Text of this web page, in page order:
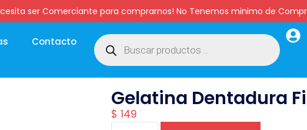
ser Comerciante para comprarnos! No Tenemos minimo de
Contacto
Gelatina Dentadura
$ 149